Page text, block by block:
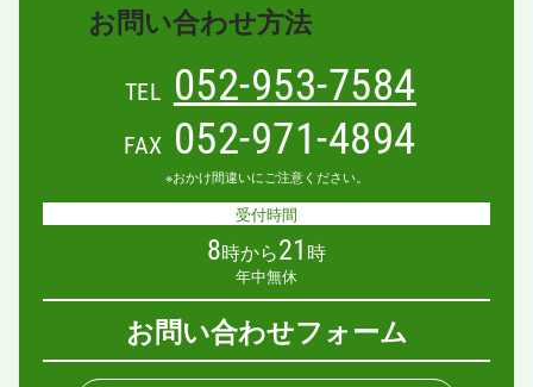
お問い合わせ方法
TEL 052-953-7584
FAX 052-971-4894
※おかけ間違いにご注意ください。
受付時間
8時から21 時
年中無休
お問い合わせフォーム